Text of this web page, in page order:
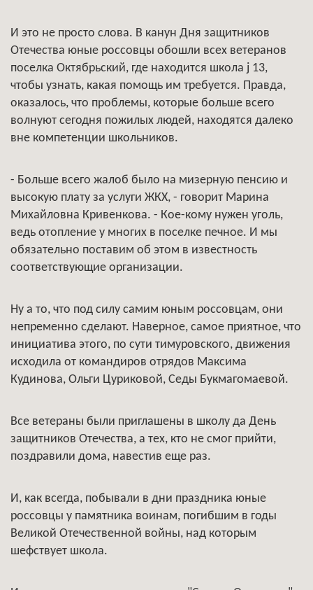
И это не просто слова. В канун Дня защитников
Отечества юные россовцы обошли всех ветеранов
поселка Октябрьский, где находится школа ј 13,
чтобы узнать, какая помощь им требуется. Правда,
оказалось, что проблемы, которые больше всего
волнуют сегодня пожилых людей, находятся далеко
вне компетенции школьников.
- Больше всего жалоб было на мизерную пенсию и
высокую плату за услуги ЖКХ, - говорит Марина
Михайловна Кривенкова. - Кое-кому нужен уголь,
ведь отопление у многих в поселке печное. И мы
обязательно поставим об этом в известность
соответствующие организации.
Ну а то, что под силу самим юным россовцам, они
непременно сделают. Наверное, самое приятное, что
инициатива этого, по сути тимуровского, движения
исходила от командиров отрядов Максима
Кудинова, Ольги Цуриковой, Седы Букмагомаевой.
Все ветераны были приглашены в школу да День
защитников Отечества, а тех, кто не смог прийти,
поздравили дома, навестив еще раз.
И, как всегда, побывали в дни праздника юные
россовцы у памятника воинам, погибшим в годы
Великой Отечественной войны, над которым
шефствует школа.